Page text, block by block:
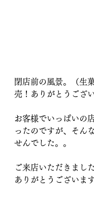
閉店前の風景。（生
売！ありがとうござ
お客様でいっぱいの
ったのですが、そん
せんでした。。
ご来店いただきまし
ありがとうございます